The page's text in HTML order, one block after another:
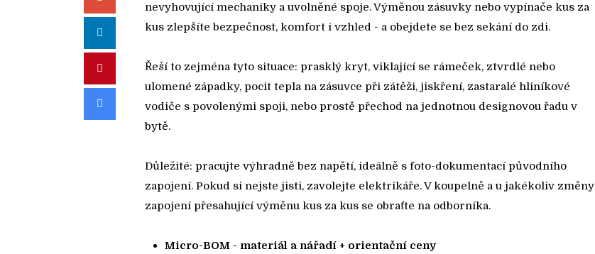
LinkedIn
Pinterest
nevyhovující mechaniky a uvolněné spoje. Výměnou zásuvky nebo vypínače kus za
kus zlepšíte bezpečnost, komfort i vzhled - a obejdete se bez sekání do zdi.
Řeší to zejména tyto situace: prasklý kryt, viklající se rámeček, ztvrdlé nebo
ulomené západky, pocit tepla na zásuvce při zátěži, jiskření, zastaralé hliníkové
vodiče s povolenými spoji, nebo prostě přechod na jednotnou designovou řadu v
bytě.
Důležité: pracujte výhradně bez napětí, ideálně s foto-dokumentací původního
zapojení. Pokud si nejste jisti, zavolejte elektrikáře. V koupelně a u jakékoliv změny
zapojení přesahující výměnu kus za kus se obraťte na odborníka.
Micro-BOM - materiál a nářadí + orientační ceny